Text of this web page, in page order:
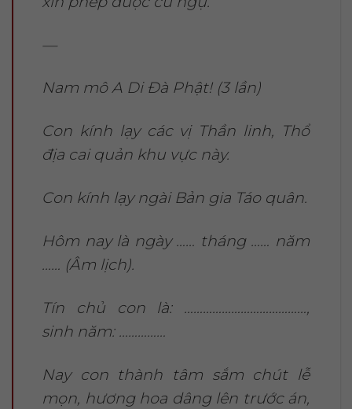
—
Nam mô A Di Đà Phật! (3 lần)
Con kính lạy các vị Thần linh, Thổ
địa cai quản khu vực này.
Con kính lạy ngài Bản gia Táo quân.
Hôm nay là ngày …… tháng …… năm
…… (Âm lịch).
Tín chủ con là: …………………………………,
sinh năm: ……………
Nay con thành tâm sắm chút lễ
mọn, hương hoa dâng lên trước án,